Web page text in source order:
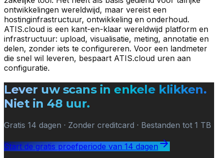
ontwikkelingen wereldwijd, maar vereist een
hostinginfrastructuur, ontwikkeling en onderhoud.
ATIS.cloud is een kant-en-klaar wereldwijd platform en
infrastructuur: upload, visualisatie, meting, annotatie en
delen, zonder iets te configureren. Voor een landmeter
die snel wil leveren, bespaart ATIS.cloud uren aan
configuratie.
Lever uw scans in enkele klikken.
Niet in 48 uur.
Gratis 14 dagen · Zonder creditcard · Bestanden tot 1 TB
Start de gratis proefperiode van 14 dagen